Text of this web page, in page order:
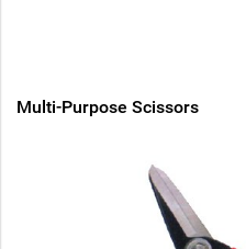
Multi-Purpose Scissors